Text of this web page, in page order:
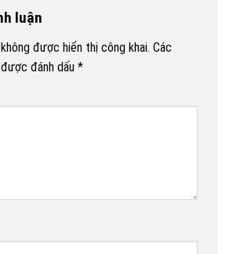
luận
được hiển thị công khai. Các
đánh dấu *